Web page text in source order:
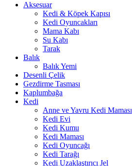
Aksesuar
Kedi & Köpek Kapısı
Kedi Oyuncakları
Mama Kabı
Su Kabı
Tarak
Balık
Balık Yemi
Desenli Çelik
Gezdirme Tasması
Kaplumbağa
Kedi
Anne ve Yavru Kedi Maması
Kedi Evi
Kedi Kumu
Kedi Maması
Kedi Oyuncağı
Kedi Tarağı
Kedi Uzaklaştırıcı Jel